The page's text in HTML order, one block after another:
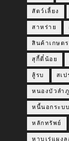
สัตว์เลี้ยง
สาหร่าย
สินค้าเกษตร
สุกี้ตี๋น้อย
สู้รบ สเป
หนองบัวลำภู
หนี้นอกระบบ
หลักทรัพย์
หาบเร่แผงล